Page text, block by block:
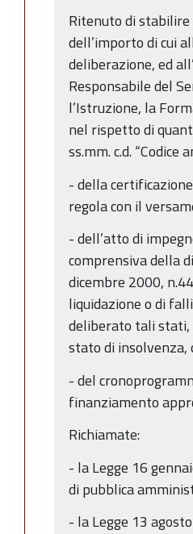
Ritenuto di
dell’importo di cui
deliberazione, ed
Responsabile del
l’Istruzione, la
nel rispetto di
ss.mm. c.d.
- della
regola con il
- dell’atto di
comprensiva della
dicembre 2000,
liquidazione o di
deliberato tali stati,
stato di insolvenza,
- del
finanziamento
Richiamate:
- la Legge 16
di pubblica
- la Legge 13